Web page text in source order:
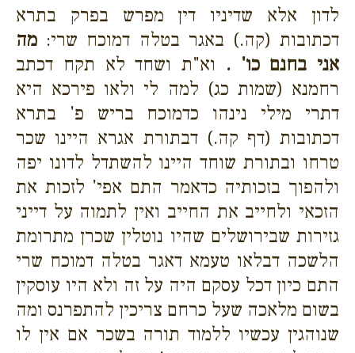
לדון אלא שדיניו דין מפרש בפרק בתרא
דכתובות (קה.) באגר בטלה דמוכח שרי: מה
אני בחנם כו' . וא"ת ושחד לא תקח דכתב
רחמנא (שמות כג) למה לי ולאו פירכא היא
דתרי מילי נינהו כדמוכח בריש פ' בתרא
דכתובות (דף קה.) דבתורת אגרא היינו שכר
טרחו ובתורת שוחד היינו להשתדל לדונו יפה
ולהפוך בזכותיה כדאמר התם אפי' לזכות את
הזכאי ולחייב את החייב ואין לתמוה על דייני
גזירות שבירושלים שהיו נוטלין שכרן מתרומת
הלשכה דבלאו טעמא דאגר בטלה דמוכח שרי
התם כיון דכל עסקם היה על זה ולא היו עוסקין
בשום מלאכה שעל כרחם צריכין להתפרנס ומה
שנוהגין עכשיו ללמוד תורה בשכר אם אין לו